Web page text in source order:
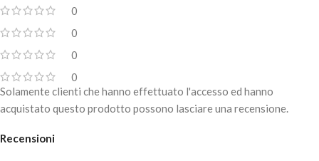
0
0
0
0
Recensioni
Solamente clienti che hanno effettuato l'accesso ed hanno
acquistato questo prodotto possono lasciare una recensione.